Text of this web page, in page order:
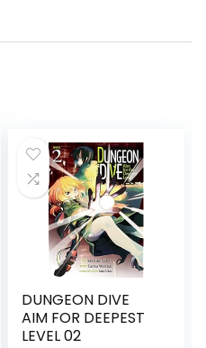
DUNGEON DIVE
AIM FOR DEEPEST
LEVEL 02